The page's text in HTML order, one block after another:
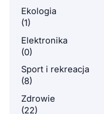
Ekologia
(1)
Elektronika
(0)
Sport i rekreacja
(8)
Zdrowie
(22)